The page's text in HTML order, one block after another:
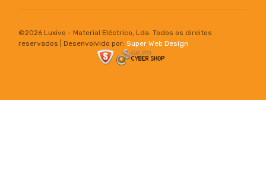
©2026 Luxivo - Material Eléctrico, Lda. Todos os direitos
reservados | Desenvolvido por: Super Web Design